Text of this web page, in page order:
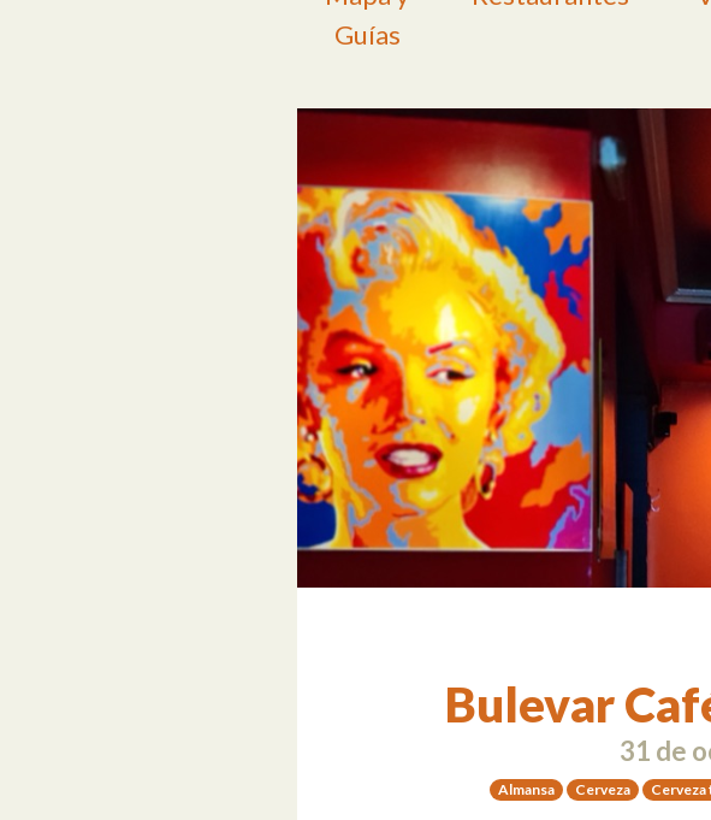
Guías
Bulevar
31 de
Almansa Cerveza Cerveza